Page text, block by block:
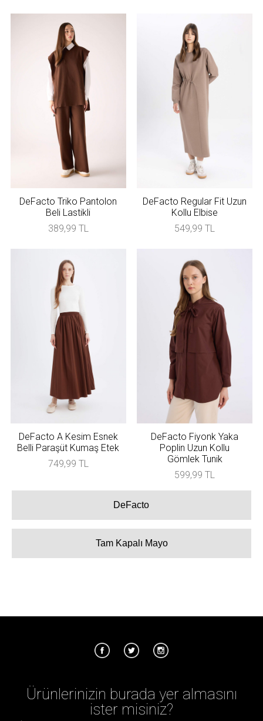
DeFacto Triko Pantolon
Beli Lastikli
389,99 TL
DeFacto Regular Fit Uzun
Kollu Elbise
549,99 TL
DeFacto A Kesim Esnek
Belli Paraşüt Kumaş Etek
749,99 TL
DeFacto Fiyonk Yaka
Poplin Uzun Kollu
Gömlek Tunik
599,99 TL
DeFacto
Tam Kapalı Mayo
Ürünlerinizin burada yer almasını
ister misiniz?